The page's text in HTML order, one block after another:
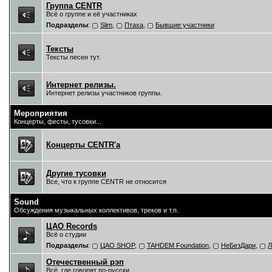
Группа CENTR
Всё о группе и её участниках
Подразделы: Slim Птаха Бывшие участники
Тексты
Тексты песен тут.
Интернет релизы.
Интернет релизы участников группы.
Мероприятия
Концерты, фесты, тусовки...
Концерты CENTR'a
Другие тусовки
Все, что к группе CENTR не относится
Sound
Обсуждения музыкальных коллективов, треков и т.п.
ЦAO Records
Всё о студии
Подразделы: ЦАО SHOP, TAHDEM Foundation НеБезДари
Отечественный рэп
Всё, где говорят по-русски.